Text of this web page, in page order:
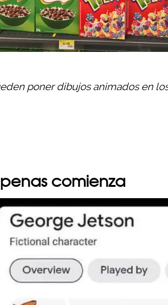
poner dibujos animados en
comienza